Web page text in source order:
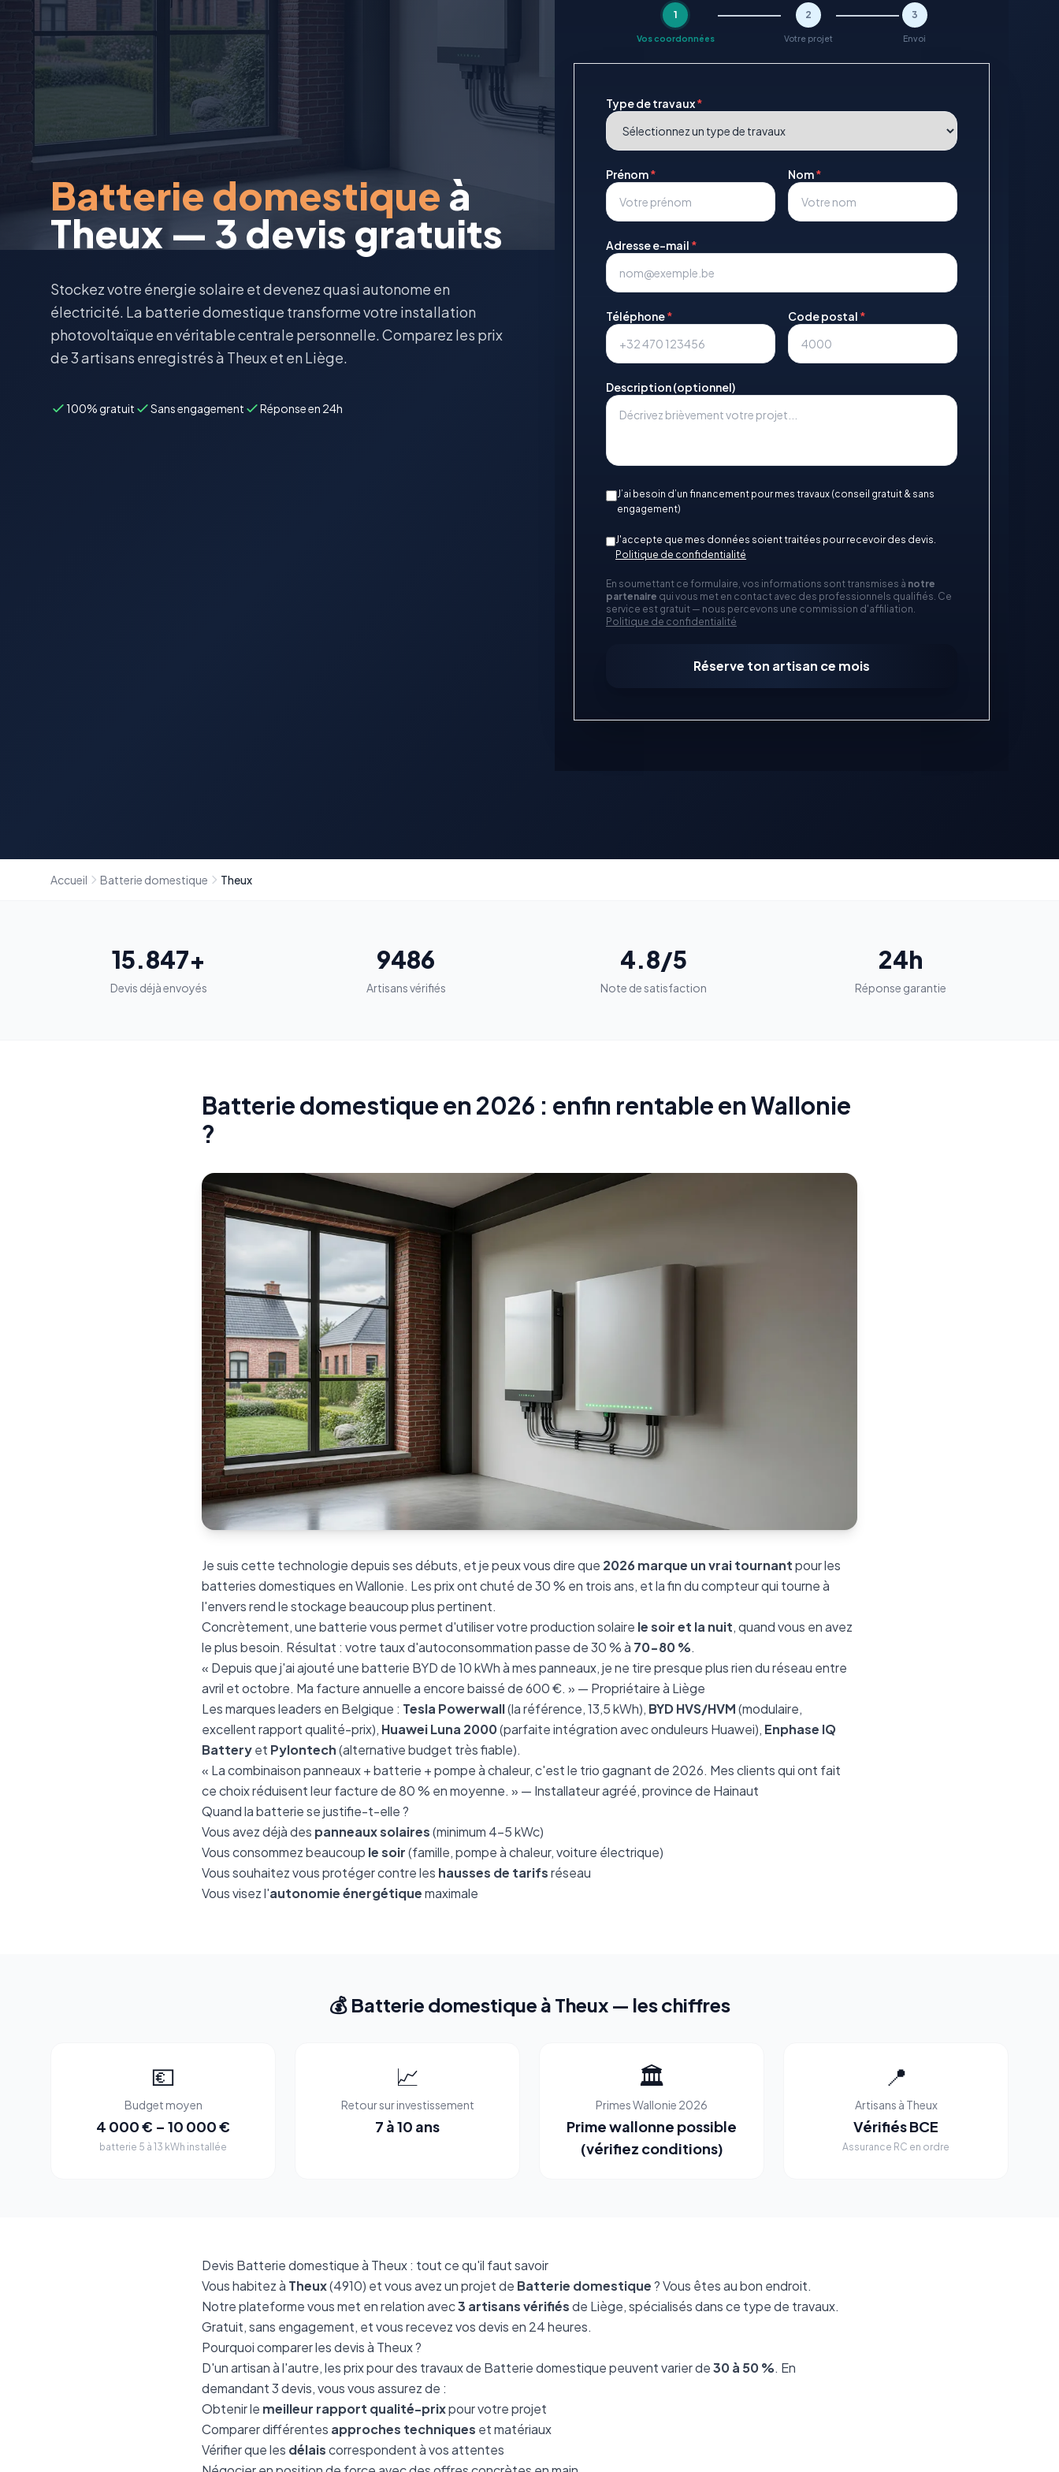
Batterie domestique à
Theux — 3 devis gratuits
Stockez votre énergie solaire et devenez quasi autonome en
électricité. La batterie domestique transforme votre installation
photovoltaïque en véritable centrale personnelle. Comparez les prix
de 3 artisans enregistrés à Theux et en Liège.
100% gratuit Sans engagement Réponse en 24h
1
Vos coordonnées
2
Votre projet
3
Envoi
Type de travaux*
Prénom* Nom*
Adresse e-mail *
Téléphone* Code postal *
Description (optionnel)
J’ai besoin d’un financement pour mes travaux (conseil gratuit & sans
engagement)
J'accepte que mes données soient traitées pour recevoir des devis.
Politique de confidentialité
En soumettant ce formulaire, vos informations sont transmises à notre
partenaire qui vous met en contact avec des professionnels qualifiés. Ce
service est gratuit — nous percevons une commission d'affiliation.
Politique de confidentialité
Réserve ton artisan ce mois
Accueil Batterie domestique Theux
15.847+
Devis déjà envoyés
9486
Artisans vérifiés
4.8/5
Note de satisfaction
24h
Réponse garantie
Batterie domestique en 2026 : enfin rentable en Wallonie
?
Je suis cette technologie depuis ses débuts, et je peux vous dire que 2026 marque un vrai tournantpour les
batteries domestiques en Wallonie. Les prix ont chuté de 30 % en trois ans, et la fin du compteur qui tourne à
l'envers rend le stockage beaucoup plus pertinent.
Concrètement, une batterie vous permet d'utiliser votre production solaire le soir et la nuit, quand vous en avez
le plus besoin. Résultat : votre taux d'autoconsommation passe de 30 % à 70-80 %.
« Depuis que j'ai ajouté une batterie BYD de 10 kWh à mes panneaux, je ne tire presque plus rien du réseau entre
avril et octobre. Ma facture annuelle a encore baissé de 600 €. » — Propriétaire à Liège
Les marques leaders en Belgique : Tesla Powerwall(la référence, 13,5 kWh), BYD HVS/HVM(modulaire,
excellent rapport qualité-prix), Huawei Luna 2000(parfaite intégration avec onduleurs Huawei), Enphase IQ
Batteryet Pylontech(alternative budget très fiable).
« La combinaison panneaux + batterie + pompe à chaleur, c'est le trio gagnant de 2026. Mes clients qui ont fait
ce choix réduisent leur facture de 80 % en moyenne. » — Installateur agréé, province de Hainaut
Quand la batterie se justifie-t-elle ?
Vous avez déjà des panneaux solaires(minimum 4-5 kWc)
Vous consommez beaucoup le soir(famille, pompe à chaleur, voiture électrique)
Vous souhaitez vous protéger contre les hausses de tarifsréseau
Vous visez l'autonomie énergétiquemaximale
💰 Batterie domestique à Theux — les chiffres
💶
Budget moyen
4 000 € – 10 000 €
batterie 5 à 13 kWh installée
📈
Retour sur investissement
7 à 10 ans
🏛️
Primes Wallonie 2026
Prime wallonne possible
(vérifiez conditions)
📍
Artisans à Theux
Vérifiés BCE
Assurance RC en ordre
Devis Batterie domestique à Theux : tout ce qu'il faut savoir
Vous habitez à Theux(4910) et vous avez un projet de Batterie domestique? Vous êtes au bon endroit.
Notre plateforme vous met en relation avec3 artisans vérifiésde Liège, spécialisés dans ce type de travaux.
Gratuit, sans engagement, et vous recevez vos devis en 24 heures.
Pourquoi comparer les devis à Theux ?
D'un artisan à l'autre, les prix pour des travaux de Batterie domestique peuvent varier de30 à 50 %. En
demandant 3 devis, vous vous assurez de :
Obtenir le meilleur rapport qualité-prixpour votre projet
Comparer différentes approches techniques et matériaux
Vérifier que les délaiscorrespondent à vos attentes